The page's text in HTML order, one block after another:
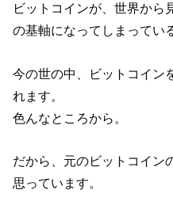
ビットコインが、世界から
の基軸になってしまってい
今の世の中、ビットコイン
れます。
色んなところから。
だから、元のビットコイン
思っています。